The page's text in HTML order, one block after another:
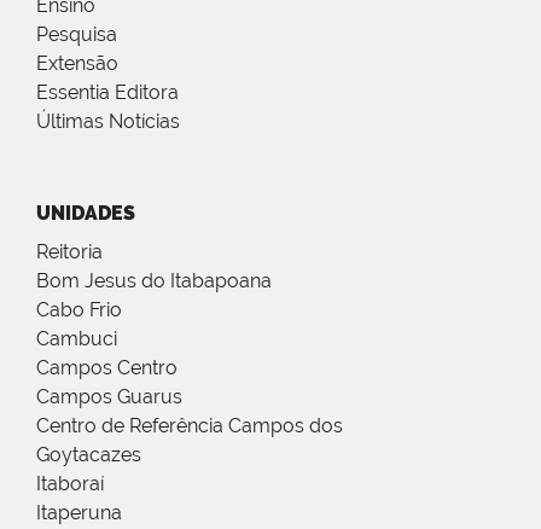
Ensino
Pesquisa
Extensão
Essentia Editora
Últimas Notícias
UNIDADES
Reitoria
Bom Jesus do Itabapoana
Cabo Frio
Cambuci
Campos Centro
Campos Guarus
Centro de Referência Campos dos
Goytacazes
Itaboraí
Itaperuna